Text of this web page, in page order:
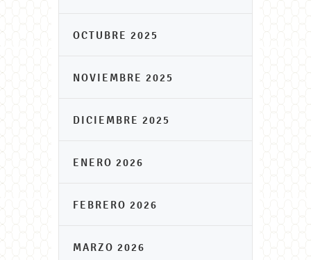
OCTUBRE 2025
NOVIEMBRE 2025
DICIEMBRE 2025
ENERO 2026
FEBRERO 2026
MARZO 2026